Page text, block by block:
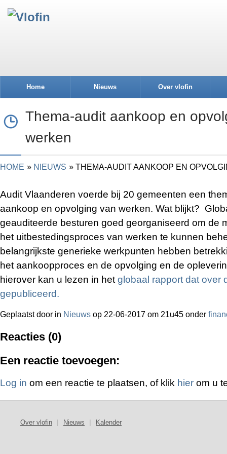
Home Nieuws Over vlofin
Thema-audit aankoop en
werken
HOME NIEUWS THEMA-AUDIT AANKOOP EN
Audit Vlaanderen voerde bij 20 gemeenten een
aankoop en opvolging van werken. Wat blijkt?
geauditeerde besturen goed georganiseerd om de
het uitbestedingsproces van werken te kunnen
belangrijkste generieke werkpunten hebben
het aankoopproces en de opvolging en de
hierover kan u lezen in het globaal rapport dat over
gepubliceerd.
Geplaatst door in Nieuws op 22-06-2017 om 21u45 onder
Reacties (0)
Een reactie toevoegen:
Log in om een reactie te plaatsen, of klik hier om u
Over vlofin Nieuws Kalender